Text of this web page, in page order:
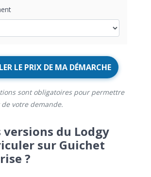
LE PRIX DE MA DÉMARCHE
sont obligatoires pour permettre
votre demande.
versions du Lodgy
sur Guichet
?